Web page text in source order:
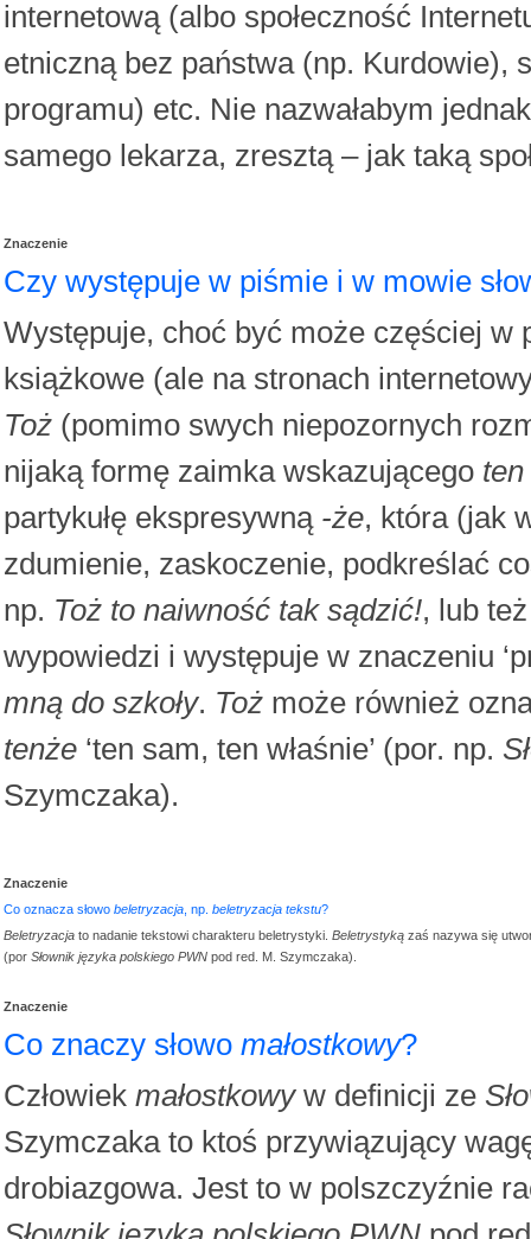
internetową (albo społeczność
etniczną bez państwa (np. Kurdowie),
programu) etc. Nie nazwałabym
samego lekarza, zresztą – jak taką
Znaczenie
Czy występuje w piśmie i w mowie
Występuje, choć być może częściej w
książkowe (ale na stronach
Toż (pomimo swych niepozornych
nijaką formę zaimka wskazującego ten
partykułę ekspresywną -że, która (jak
zdumienie, zaskoczenie, podkreślać
np. Toż to naiwność tak sądzić!, lub
wypowiedzi i występuje w znaczeniu
mną do szkoły. Toż może również
tenże ‘ten sam, ten właśnie’ (por. np.
Szymczaka).
Znaczenie
Co oznacza słowo beletryzacja , np. beletryzacja tekstu?
Beletryzacja to nadanie tekstowi charakteru beletrystyki. Beletrystyką zaś nazywa się
(por Słownik języka polskiego PWN pod red. M. Szymczaka).
Znaczenie
Co znaczy słowo małostkowy?
Człowiek małostkowyw definicji ze
Szymczaka to ktoś przywiązujący
drobiazgowa. Jest to w polszczyźnie